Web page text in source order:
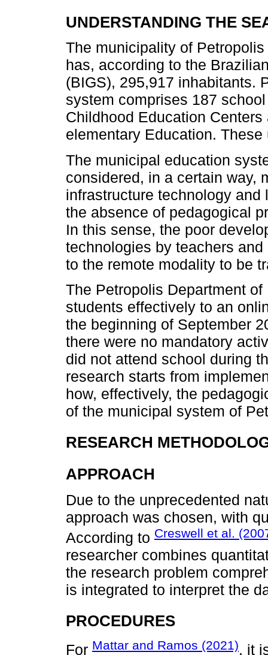
UNDERSTANDING THE
The municipality of
has, according to the
(BIGS), 295,917 inhabitants.
system comprises 187
Childhood Education
elementary Education.
The municipal education
considered, in a certain way,
infrastructure technology
the absence of pedagogical
In this sense, the poor
technologies by teachers
to the remote modality to be
The Petropolis Department
students effectively to an
the beginning of September
there were no mandatory
did not attend school during
research starts from
how, effectively, the
of the municipal system of
RESEARCH
APPROACH
Due to the unprecedented
approach was chosen, with
According to Creswell et al.
researcher combines
the research problem
is integrated to interpret the
PROCEDURES
For Mattar and Ramos (2021), it